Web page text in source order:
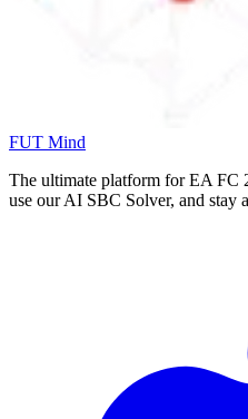
FUT Mind
The ultimate platform for EA FC
use our AI SBC Solver, and stay